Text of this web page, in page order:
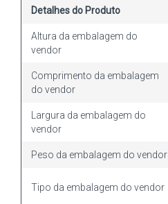
Detalhes do Produto
Altura da embalagem do
vendor
Comprimento da embalagem
do vendor
Largura da embalagem do
vendor
Peso da embalagem do vendor
Tipo da embalagem do vendor